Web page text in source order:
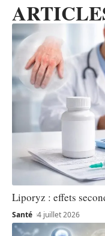
Liporyz : effets
Santé 4 juillet 2026